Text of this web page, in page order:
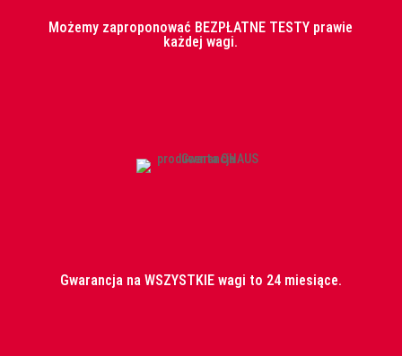
Możemy zaproponować BEZPŁATNE TESTY prawie
każdej wagi.
Gwarancja na WSZYSTKIE wagi to 24 miesiące.